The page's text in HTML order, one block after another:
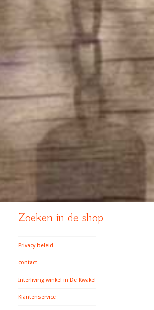
Zoeken in de shop
Privacy beleid
contact
Interliving winkel in De Kwakel
Klantenservice